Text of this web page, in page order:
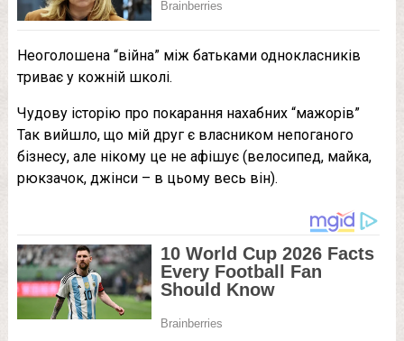
Неоголошена “війна” між батьками однокласників
триває у кожній школі.
Чудову історію про покарання нахабних “мажорів”
Так вийшло, що мій друг є власником непоганого
бізнесу, але нікому це не афішує (велосипед, майка,
рюкзачок, джінси – в цьому весь він).